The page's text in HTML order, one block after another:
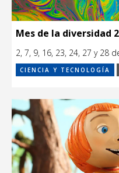
Mes de la diversidad
2, 7, 9, 16, 23, 24, 27 y 28
CIENCIA Y TECNOLOGÍA